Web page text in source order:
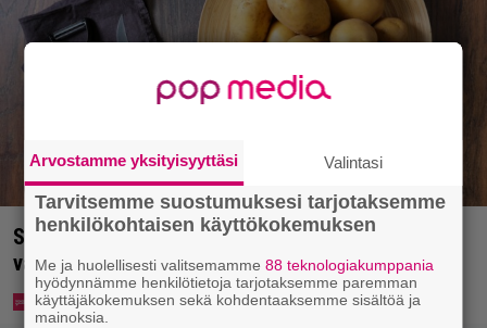
Syötkö perunoita näin? Tutkijat löysivät yhteyden
vakavaan kansansairauteen
Arvostamme yksityisyyttäsi Valintasi
Tarvitsemme suostumuksesi tarjotaksemme
henkilökohtaisen käyttökokemuksen
Me ja huolellisesti valitsemamme88 teknologiakumppania
hyödynnämme henkilötietoja tarjotaksemme paremman
käyttäjäkokemuksen sekä kohdentaaksemme sisältöä ja
mainoksia.